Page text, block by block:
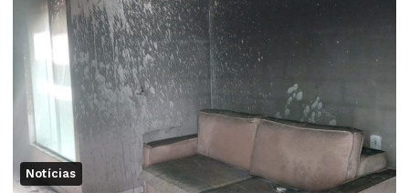
Notícias